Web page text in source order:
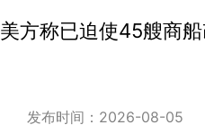
美方称已迫使45艘商
发布时间：2026-08-05